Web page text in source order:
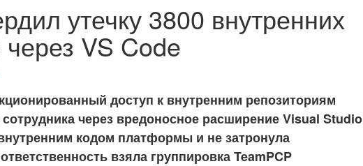
утечку 3800 внутренних
VS Code
доступ к внутренним репозиториям
через вредоносное расширение Visual Studio
кодом платформы и не затронула
взяла группировка TeamPCP